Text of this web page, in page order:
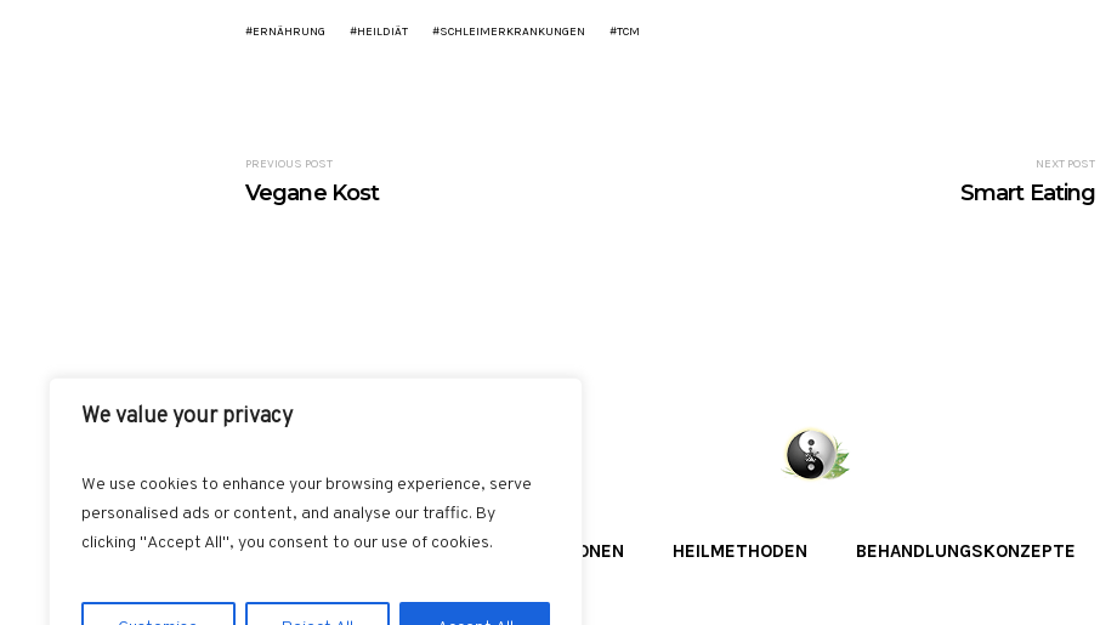
We value your privacy
We use cookies to enhance your browsing experience, serve
personalised ads or content, and analyse our traffic. By
clicking "Accept All", you consent to our use of cookies.
ERNÄHRUNG HEILDIÄT SCHLEIMERKRANKUNGEN TCM
PREVIOUS POST
Vegane Kost
NEXT POST
Smart Eating
AKUT INDIKATIONEN HEILMETHODEN BEHANDLUNGSKONZEPTE